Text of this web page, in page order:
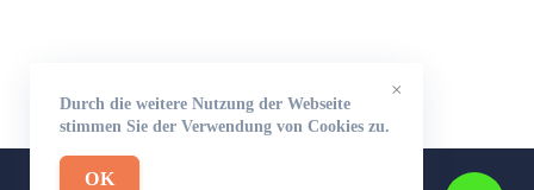
×
Durch die weitere Nutzung der Webseite
stimmen Sie der Verwendung von Cookies zu.
OK